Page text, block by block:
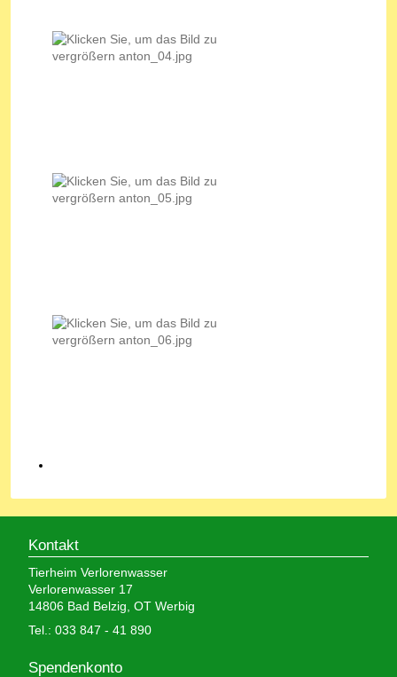
Kontakt
Tierheim Verlorenwasser
Verlorenwasser 17
14806 Bad Belzig, OT Werbig
Tel.: 033 847 - 41 890
Spendenkonto